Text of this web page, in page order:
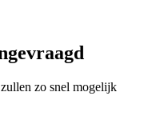
zo snel mogelijk